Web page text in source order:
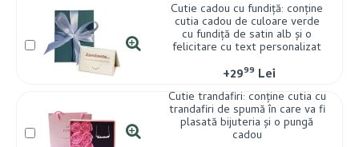
Cutie cadou cu fundiță: conține
cutia cadou de culoare verde
cu fundiță de satin alb și o
felicitare cu text personalizat
+2999 Lei
Cutie trandafiri: conține cutia cu
trandafiri de spumă în care va fi
plasată bijuteria și o pungă
cadou